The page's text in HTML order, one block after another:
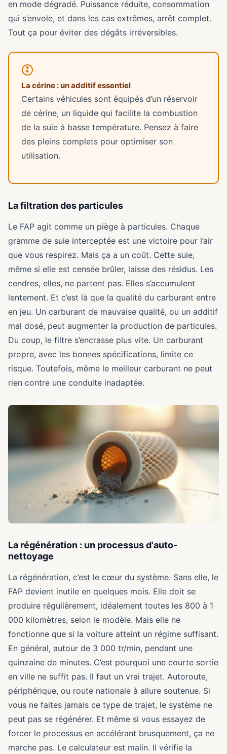
en mode dégradé. Puissance réduite, consommation
qui s’envole, et dans les cas extrêmes, arrêt complet.
Tout ça pour éviter des dégâts irréversibles.
La cérine : un additif essentiel
Certains véhicules sont équipés d’un réservoir
de cérine, un liquide qui facilite la combustion
de la suie à basse température. Pensez à faire
des pleins complets pour optimiser son
utilisation.
La filtration des particules
Le FAP agit comme un piège à particules. Chaque
gramme de suie interceptée est une victoire pour l’air
que vous respirez. Mais ça a un coût. Cette suie,
même si elle est censée brûler, laisse des résidus. Les
cendres, elles, ne partent pas. Elles s’accumulent
lentement. Et c’est là que la qualité du carburant entre
en jeu. Un carburant de mauvaise qualité, ou un additif
mal dosé, peut augmenter la production de particules.
Du coup, le filtre s’encrasse plus vite. Un carburant
propre, avec les bonnes spécifications, limite ce
risque. Toutefois, même le meilleur carburant ne peut
rien contre une conduite inadaptée.
La régénération : un processus d'auto-
nettoyage
La régénération, c’est le cœur du système. Sans elle, le
FAP devient inutile en quelques mois. Elle doit se
produire régulièrement, idéalement toutes les 800 à 1
000 kilomètres, selon le modèle. Mais elle ne
fonctionne que si la voiture atteint un régime suffisant.
En général, autour de 3 000 tr/min, pendant une
quinzaine de minutes. C’est pourquoi une courte sortie
en ville ne suffit pas. Il faut un vrai trajet. Autoroute,
périphérique, ou route nationale à allure soutenue. Si
vous ne faites jamais ce type de trajet, le système ne
peut pas se régénérer. Et même si vous essayez de
forcer le processus en accélérant brusquement, ça ne
marche pas. Le calculateur est malin. Il vérifie la